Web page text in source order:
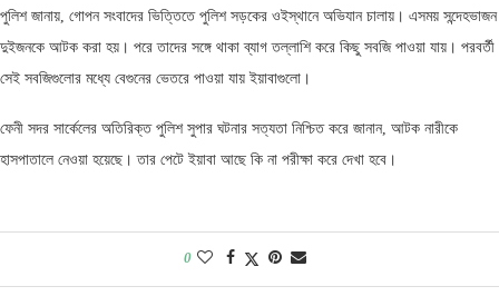
পুলিশ জানায়, গোপন সংবাদের ভিত্তিতে পুলিশ সড়কের ওইস্থানে অভিযান চালায়। এসময় সন্দেহভাজন
দুইজনকে আটক করা হয়। পরে তাদের সঙ্গে থাকা ব্যাগ তল্লাশি করে কিছু সবজি পাওয়া যায়। পরবর্তী
সেই সবজিগুলোর মধ্যে বেগুনের ভেতরে পাওয়া যায় ইয়াবাগুলো।
ফেনী সদর সার্কেলের অতিরিক্ত পুলিশ সুপার ঘটনার সত্যতা নিশ্চিত করে জানান, আটক নারীকে
হাসপাতালে নেওয়া হয়েছে। তার পেটে ইয়াবা আছে কি না পরীক্ষা করে দেখা হবে।
0